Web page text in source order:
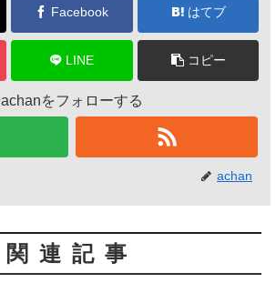
Facebook はてブ
LINE コピー
achanをフォローする
achan
関連記事